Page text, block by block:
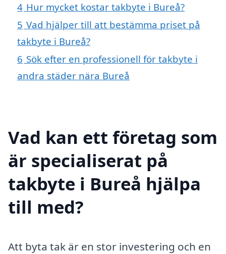
4 Hur mycket kostar takbyte i Bureå?
5 Vad hjälper till att bestämma priset på
takbyte i Bureå?
6 Sök efter en professionell för takbyte i
andra städer nära Bureå
Vad kan ett företag som
är specialiserat på
takbyte i Bureå hjälpa
till med?
Att byta tak är en stor investering och en